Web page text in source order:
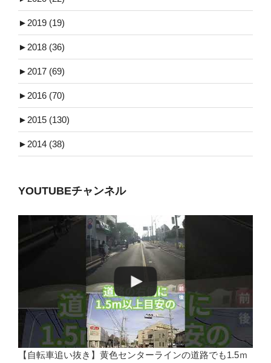
► 2019 (19)
► 2018 (36)
► 2017 (69)
► 2016 (70)
► 2015 (130)
► 2014 (38)
YOUTUBEチャンネル
【自転車追い抜き】黄色センターラインの道路でも1.5ｍ